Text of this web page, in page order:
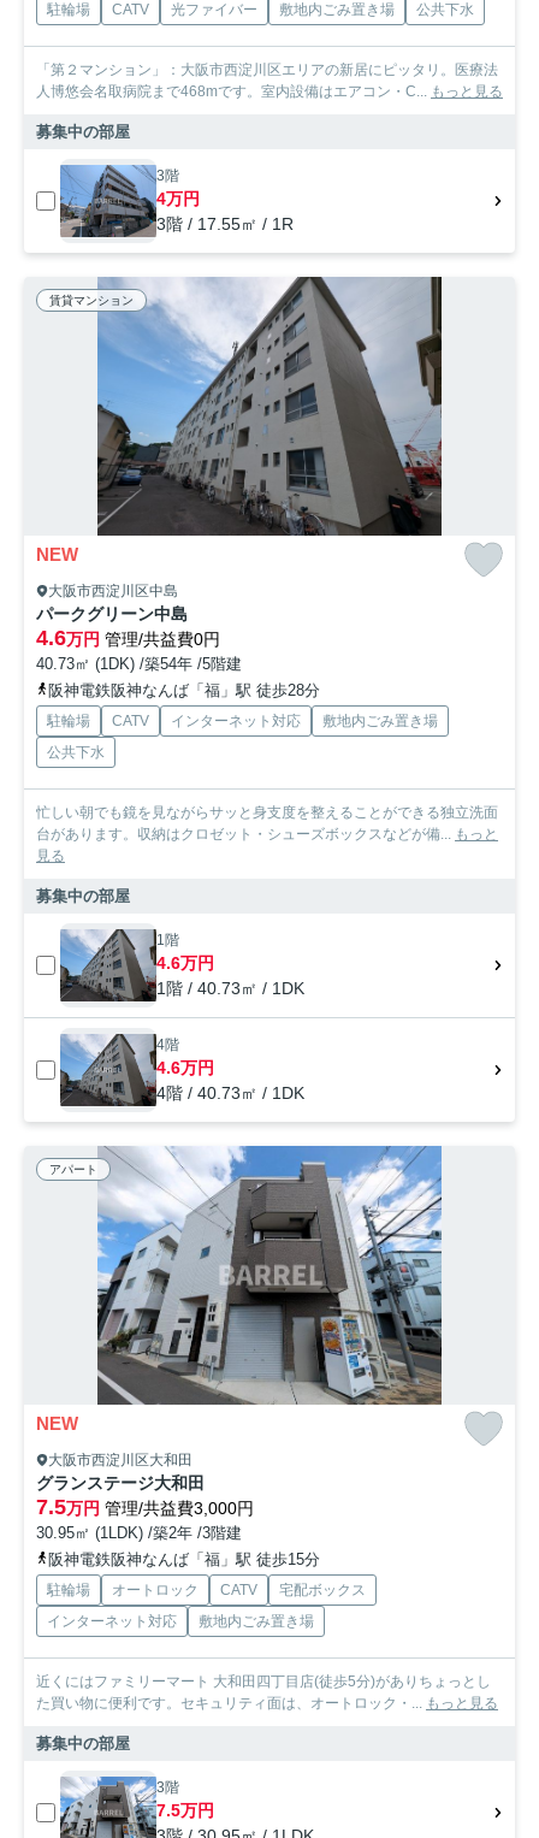
駐輪場 CATV 光ファイバー 敷地内ごみ置き場 公共下水
「第２マンション」：大阪市西淀川区エリアの新居にピッタリ。医療法
人博悠会名取病院まで468mです。室内設備はエアコン・C... もっと見る
募集中の部屋
3階
4万円
3階 / 17.55㎡ / 1R
賃貸マンション
NEW
大阪市西淀川区中島
パークグリーン中島
4.6万円 管理/共益費0円
40.73㎡ (1DK) /築54年 /5階建
阪神電鉄阪神なんば「福」駅 徒歩28分
駐輪場 CATV インターネット対応
敷地内ごみ置き場
公共下水
忙しい朝でも鏡を見ながらサッと身支度を整えることができる独立洗面
台があります。収納はクロゼット・シューズボックスなどが備... もっと
見る
募集中の部屋
1階
4.6万円
1階 / 40.73㎡ / 1DK
4階
4.6万円
4階 / 40.73㎡ / 1DK
アパート
NEW
大阪市西淀川区大和田
グランステージ大和田
7.5万円 管理/共益費3,000円
30.95㎡ (1LDK) /築2年 /3階建
阪神電鉄阪神なんば「福」駅 徒歩15分
駐輪場 オートロック CATV
宅配ボックス
インターネット対応
敷地内ごみ置き場
近くにはファミリーマート 大和田四丁目店(徒歩5分)がありちょっとし
た買い物に便利です。セキュリティ面は、オートロック・... もっと見る
募集中の部屋
3階
7.5万円